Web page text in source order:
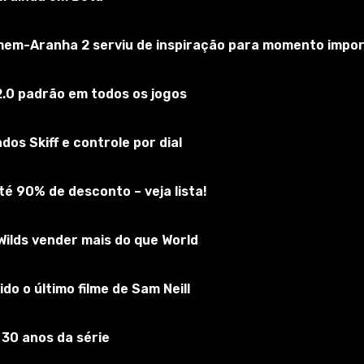
gigante.
alternativa da armadura Ziri em Configurações -> Jogo
(se não existir). Em seguida, mova os arquivos do
vê as notícias sobre o tema do jogo - sabe sobre a bruxa
Aranha 2 serviu de inspiração para momento
padrão em todos os jogos
Skiff e controle por dial
90% de desconto – veja lista!
vender mais do que World
o último filme de Sam Neill
anos da série